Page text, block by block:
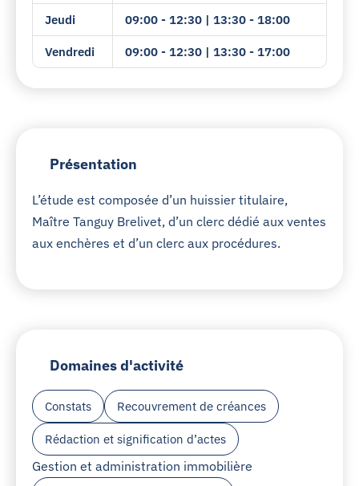
Jeudi 09:00 - 12:30 | 13:30 - 18:00
Vendredi 09:00 - 12:30 | 13:30 - 17:00
Présentation
L’étude est composée d’un huissier titulaire,
Maître Tanguy Brelivet, d’un clerc dédié aux ventes
aux enchères et d’un clerc aux procédures.
Domaines d'activité
Constats Recouvrement de créances
Rédaction et signification d’actes
Gestion et administration immobilière